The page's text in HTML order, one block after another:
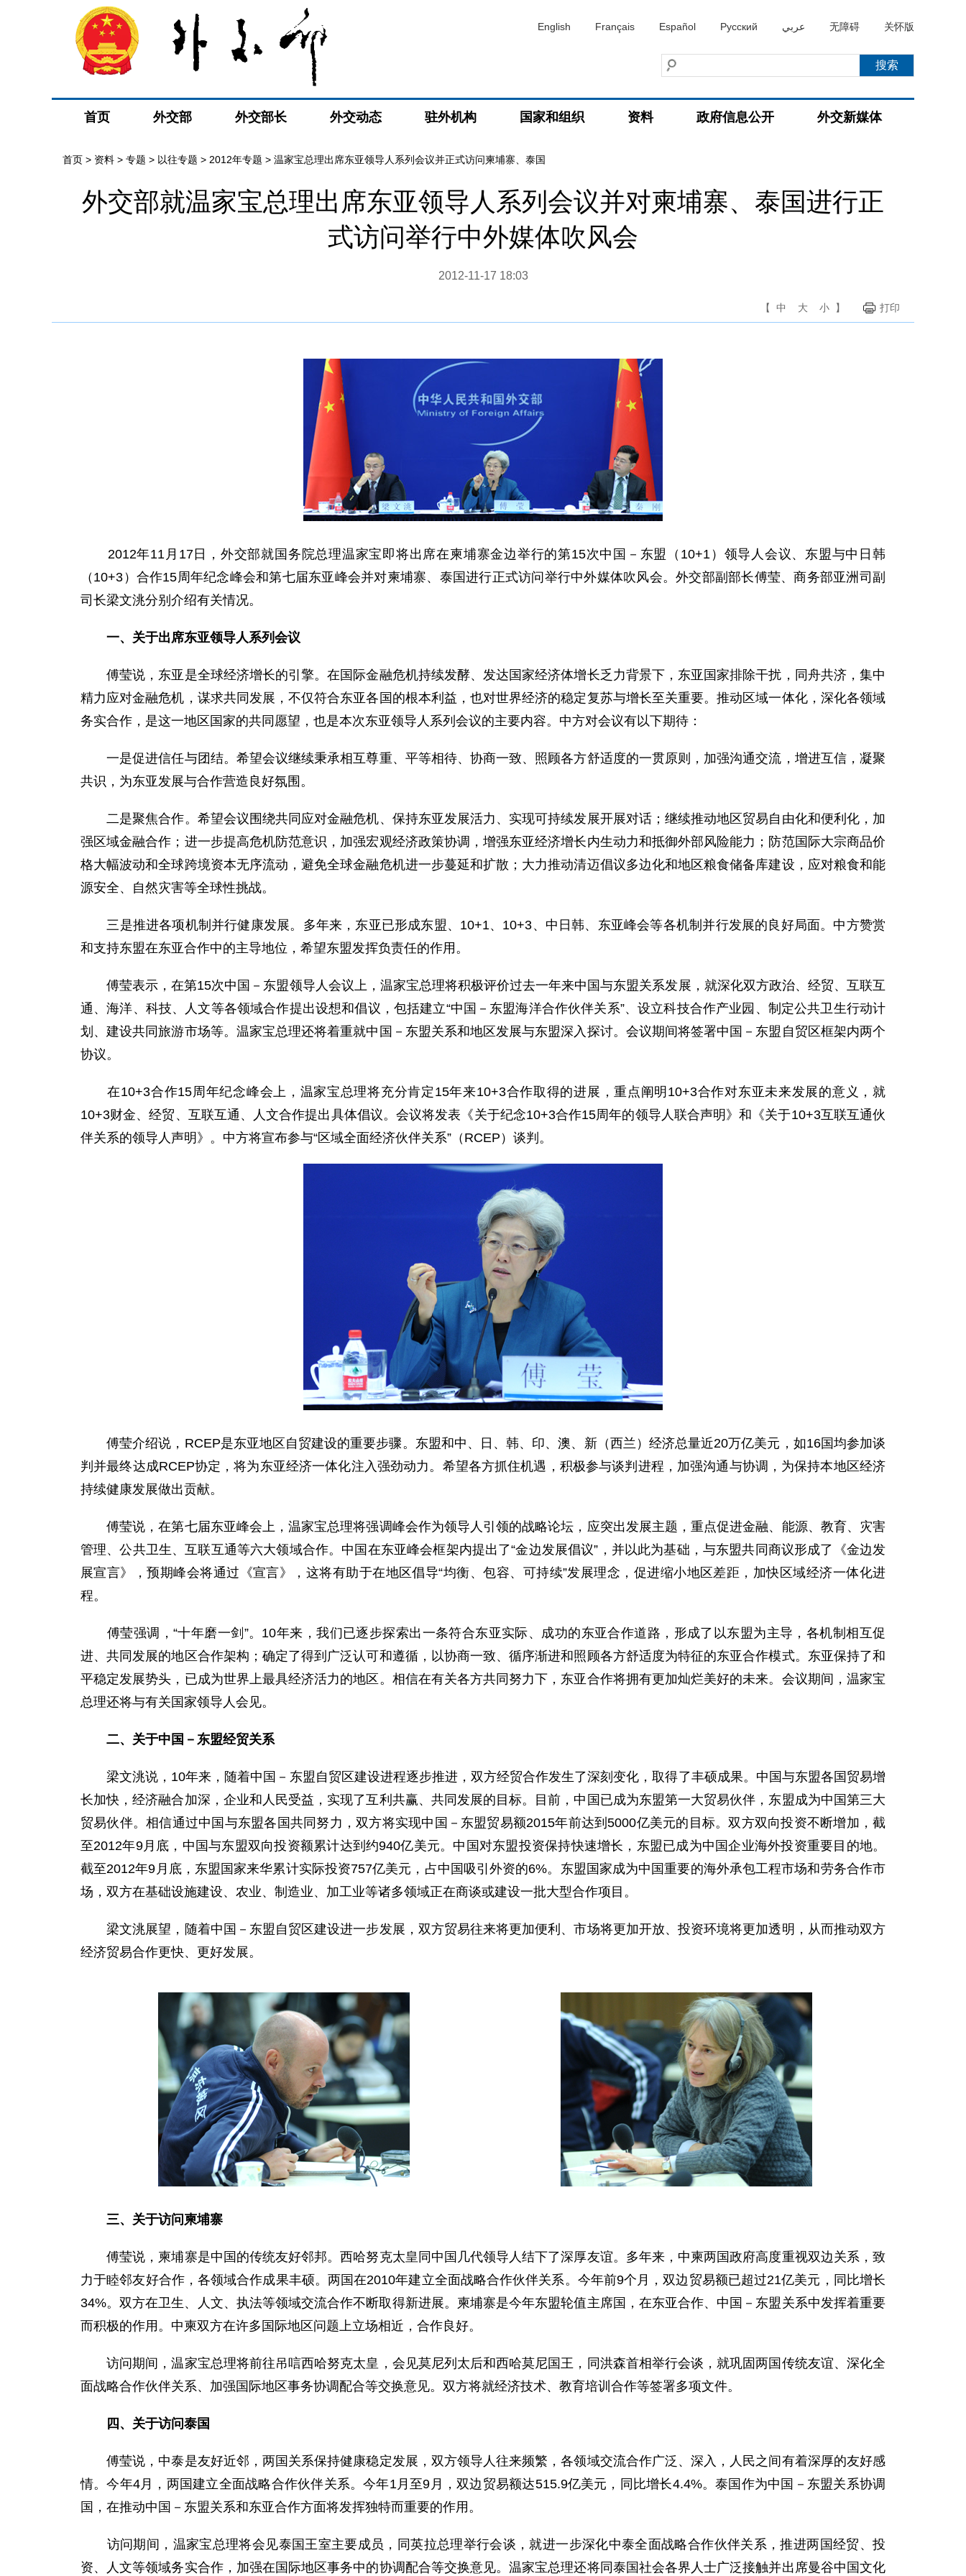
English Français Español Русский عربي 无障碍 关怀版
首页 外交部 外交部长 外交动态 驻外机构 国家和组织 资料 政府信息公开 外交新媒体
首页 > 资料 > 专题 > 以往专题 > 2012年专题 > 温家宝总理出席东亚领导人系列会议并正式访问柬埔寨、泰国
外交部就温家宝总理出席东亚领导人系列会议并对柬埔寨、泰国进行正
式访问举行中外媒体吹风会
2012-11-17 18:03
【 中 大 小 】 打印
2012年11月17日，外交部就国务院总理温家宝即将出席在柬埔寨金边举行的第15次中国－东盟（10+1）领导人会议、东盟与中日韩
（10+3）合作15周年纪念峰会和第七届东亚峰会并对柬埔寨、泰国进行正式访问举行中外媒体吹风会。外交部副部长傅莹、商务部亚洲司副
司长梁文洮分别介绍有关情况。
一、关于出席东亚领导人系列会议
傅莹说，东亚是全球经济增长的引擎。在国际金融危机持续发酵、发达国家经济体增长乏力背景下，东亚国家排除干扰，同舟共济，集中
精力应对金融危机，谋求共同发展，不仅符合东亚各国的根本利益，也对世界经济的稳定复苏与增长至关重要。推动区域一体化，深化各领域
务实合作，是这一地区国家的共同愿望，也是本次东亚领导人系列会议的主要内容。中方对会议有以下期待：
一是促进信任与团结。希望会议继续秉承相互尊重、平等相待、协商一致、照顾各方舒适度的一贯原则，加强沟通交流，增进互信，凝聚
共识，为东亚发展与合作营造良好氛围。
二是聚焦合作。希望会议围绕共同应对金融危机、保持东亚发展活力、实现可持续发展开展对话；继续推动地区贸易自由化和便利化，加
强区域金融合作；进一步提高危机防范意识，加强宏观经济政策协调，增强东亚经济增长内生动力和抵御外部风险能力；防范国际大宗商品价
格大幅波动和全球跨境资本无序流动，避免全球金融危机进一步蔓延和扩散；大力推动清迈倡议多边化和地区粮食储备库建设，应对粮食和能
源安全、自然灾害等全球性挑战。
三是推进各项机制并行健康发展。多年来，东亚已形成东盟、10+1、10+3、中日韩、东亚峰会等各机制并行发展的良好局面。中方赞赏
和支持东盟在东亚合作中的主导地位，希望东盟发挥负责任的作用。
傅莹表示，在第15次中国－东盟领导人会议上，温家宝总理将积极评价过去一年来中国与东盟关系发展，就深化双方政治、经贸、互联互
通、海洋、科技、人文等各领域合作提出设想和倡议，包括建立“中国－东盟海洋合作伙伴关系”、设立科技合作产业园、制定公共卫生行动计
划、建设共同旅游市场等。温家宝总理还将着重就中国－东盟关系和地区发展与东盟深入探讨。会议期间将签署中国－东盟自贸区框架内两个
协议。
在10+3合作15周年纪念峰会上，温家宝总理将充分肯定15年来10+3合作取得的进展，重点阐明10+3合作对东亚未来发展的意义，就
10+3财金、经贸、互联互通、人文合作提出具体倡议。会议将发表《关于纪念10+3合作15周年的领导人联合声明》和《关于10+3互联互通伙
伴关系的领导人声明》。中方将宣布参与“区域全面经济伙伴关系”（RCEP）谈判。
傅莹介绍说，RCEP是东亚地区自贸建设的重要步骤。东盟和中、日、韩、印、澳、新（西兰）经济总量近20万亿美元，如16国均参加谈
判并最终达成RCEP协定，将为东亚经济一体化注入强劲动力。希望各方抓住机遇，积极参与谈判进程，加强沟通与协调，为保持本地区经济
持续健康发展做出贡献。
傅莹说，在第七届东亚峰会上，温家宝总理将强调峰会作为领导人引领的战略论坛，应突出发展主题，重点促进金融、能源、教育、灾害
管理、公共卫生、互联互通等六大领域合作。中国在东亚峰会框架内提出了“金边发展倡议”，并以此为基础，与东盟共同商议形成了《金边发
展宣言》，预期峰会将通过《宣言》，这将有助于在地区倡导“均衡、包容、可持续”发展理念，促进缩小地区差距，加快区域经济一体化进
程。
傅莹强调，“十年磨一剑”。10年来，我们已逐步探索出一条符合东亚实际、成功的东亚合作道路，形成了以东盟为主导，各机制相互促
进、共同发展的地区合作架构；确定了得到广泛认可和遵循，以协商一致、循序渐进和照顾各方舒适度为特征的东亚合作模式。东亚保持了和
平稳定发展势头，已成为世界上最具经济活力的地区。相信在有关各方共同努力下，东亚合作将拥有更加灿烂美好的未来。会议期间，温家宝
总理还将与有关国家领导人会见。
二、关于中国－东盟经贸关系
梁文洮说，10年来，随着中国－东盟自贸区建设进程逐步推进，双方经贸合作发生了深刻变化，取得了丰硕成果。中国与东盟各国贸易增
长加快，经济融合加深，企业和人民受益，实现了互利共赢、共同发展的目标。目前，中国已成为东盟第一大贸易伙伴，东盟成为中国第三大
贸易伙伴。相信通过中国与东盟各国共同努力，双方将实现中国－东盟贸易额2015年前达到5000亿美元的目标。双方双向投资不断增加，截
至2012年9月底，中国与东盟双向投资额累计达到约940亿美元。中国对东盟投资保持快速增长，东盟已成为中国企业海外投资重要目的地。
截至2012年9月底，东盟国家来华累计实际投资757亿美元，占中国吸引外资的6%。东盟国家成为中国重要的海外承包工程市场和劳务合作市
场，双方在基础设施建设、农业、制造业、加工业等诸多领域正在商谈或建设一批大型合作项目。
梁文洮展望，随着中国－东盟自贸区建设进一步发展，双方贸易往来将更加便利、市场将更加开放、投资环境将更加透明，从而推动双方
经济贸易合作更快、更好发展。
三、关于访问柬埔寨
傅莹说，柬埔寨是中国的传统友好邻邦。西哈努克太皇同中国几代领导人结下了深厚友谊。多年来，中柬两国政府高度重视双边关系，致
力于睦邻友好合作，各领域合作成果丰硕。两国在2010年建立全面战略合作伙伴关系。今年前9个月，双边贸易额已超过21亿美元，同比增长
34%。双方在卫生、人文、执法等领域交流合作不断取得新进展。柬埔寨是今年东盟轮值主席国，在东亚合作、中国－东盟关系中发挥着重要
而积极的作用。中柬双方在许多国际地区问题上立场相近，合作良好。
访问期间，温家宝总理将前往吊唁西哈努克太皇，会见莫尼列太后和西哈莫尼国王，同洪森首相举行会谈，就巩固两国传统友谊、深化全
面战略合作伙伴关系、加强国际地区事务协调配合等交换意见。双方将就经济技术、教育培训合作等签署多项文件。
四、关于访问泰国
傅莹说，中泰是友好近邻，两国关系保持健康稳定发展，双方领导人往来频繁，各领域交流合作广泛、深入，人民之间有着深厚的友好感
情。今年4月，两国建立全面战略合作伙伴关系。今年1月至9月，双边贸易额达515.9亿美元，同比增长4.4%。泰国作为中国－东盟关系协调
国，在推动中国－东盟关系和东亚合作方面将发挥独特而重要的作用。
访问期间，温家宝总理将会见泰国王室主要成员，同英拉总理举行会谈，就进一步深化中泰全面战略合作伙伴关系，推进两国经贸、投
资、人文等领域务实合作，加强在国际地区事务中的协调配合等交换意见。温家宝总理还将同泰国社会各界人士广泛接触并出席曼谷中国文化